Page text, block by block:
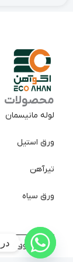
محصولات
لوله مانیسمان
ورق استیل
تیرآهن
ورق سیاه
کلیه حقوق